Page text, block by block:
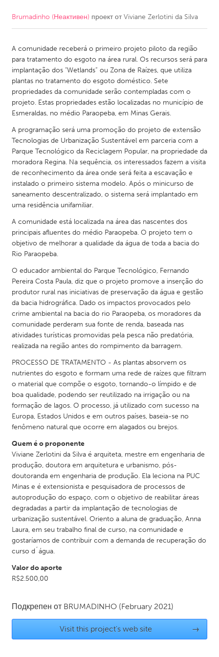
CANADA
Kitchener-Waterloo
New Glasgow
Newmarket
Ottawa
South Shore
Toronto
MALAYSIA
Kuala Lumpur
NETHERLANDS
Leiden
Rotterdam
QATAR
Qatar
Singapore
UNITED KINGDOM
Glasgow
UNITED STATES
Ann Arbor, MI
Austin, TX
Baltimore, MD
Boston, MA
Burlingame-San Mateo, CA
Cass Clay
Chicago, IL
Cleveland, OH
Durham, NC
Gainesville, FL
Gloucester, MA
Hamilton-Wenham, MA
Ipswich, MA
Key West, FL
Los Angeles, CA
Miami, FL
New York City, NY
Newburgh, NY
Newburyport, MA
North Minneapolis, MN
Oahu, HI
Peekskill, NY
Pittsburgh, PA
San Francisco, CA
San Jose, CA
Brumadinho (Неактивен) проект отViviane Zerlotini da Silva
A comunidade receberá o primeiro projeto piloto da região
para tratamento do esgoto na área rural. Os recursos será para
implantação dos "Wetlands” ou Zona de Raízes, que utiliza
plantas no tratamento do esgoto doméstico. Sete
propriedades da comunidade serão contempladas com o
projeto. Estas propriedades estão localizadas no município de
Esmeraldas, no médio Paraopeba, em Minas Gerais.
A programação será uma promoção do projeto de extensão
Tecnologias de Urbanização Sustentável em parceria com a
Parque Tecnológico da Reciclagem Popular, na propriedade da
moradora Regina. Na sequência, os interessados fazem a visita
de reconhecimento da área onde será feita a escavação e
instalado o primeiro sistema modelo. Após o minicurso de
saneamento descentralizado, o sistema será implantado em
uma residência unifamiliar.
A comunidade está localizada na área das nascentes dos
principais afluentes do médio Paraopeba. O projeto tem o
objetivo de melhorar a qualidade da água de toda a bacia do
Rio Paraopeba.
O educador ambiental do Parque Tecnológico, Fernando
Pereira Costa Paula, diz que o projeto promove a inserção do
produtor rural nas iniciativas de preservação da água e gestão
da bacia hidrográfica. Dado os impactos provocados pelo
crime ambiental na bacia do rio Paraopeba, os moradores da
comunidade perderam sua fonte de renda, baseada nas
atividades turísticas promovidas pela pesca não predatória,
realizada na região antes do rompimento da barragem.
PROCESSO DE TRATAMENTO - As plantas absorvem os
nutrientes do esgoto e formam uma rede de raízes que filtram
o material que compõe o esgoto, tornando-o límpido e de
boa qualidade, podendo ser reutilizado na irrigação ou na
formação de lagos. O processo, já utilizado com sucesso na
Europa, Estados Unidos e em outros países, baseia-se no
fenômeno natural que ocorre em alagados ou brejos.
Quem é o proponente
Viviane Zerlotini da Silva é arquiteta, mestre em engenharia de
produção, doutora em arquitetura e urbanismo, pós-
doutoranda em engenharia de produção. Ela leciona na PUC
Minas e é extensionista e pesquisadora de processos de
autoprodução do espaço, com o objetivo de reabilitar áreas
degradadas a partir da implantação de tecnologias de
urbanização sustentável. Oriento a aluna de graduação, Anna
Laura, em seu trabalho final de curso, na comunidade e
gostaríamos de contribuir com a demanda de recuperação do
curso d´água.
Valor do aporte
R$2.500,00
Подкрепен от BRUMADINHO (February 2021)
Visit this project's web site →